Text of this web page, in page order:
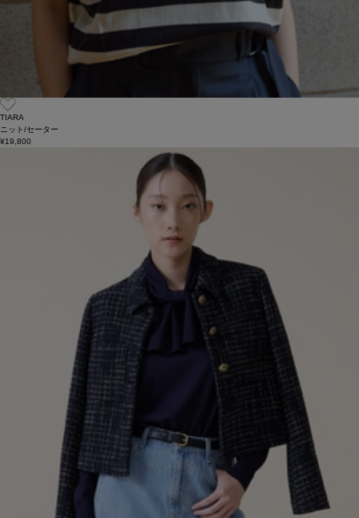
TIARA
ニット/セーター
¥19,800